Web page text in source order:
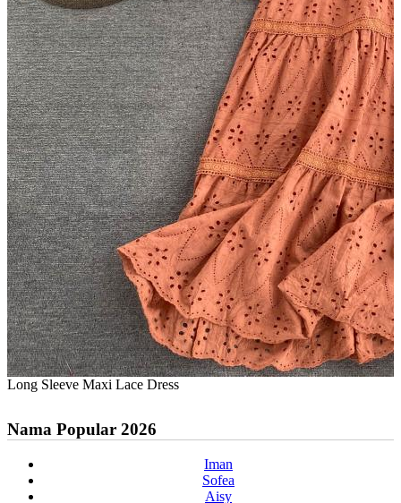
Long Sleeve Maxi Lace Dress
Nama Popular 2026
Iman
Sofea
Aisy